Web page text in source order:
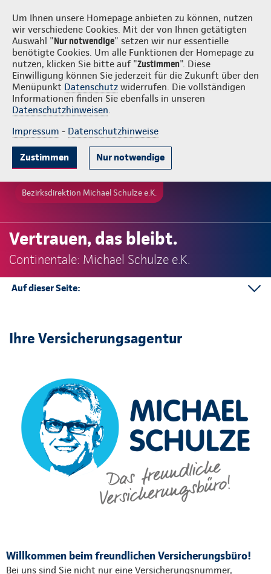
Um Ihnen unsere Homepage anbieten zu können, nutzen
wir verschiedene Cookies. Mit der von Ihnen getätigten
Auswahl "Nur notwendige" setzen wir nur essentielle
benötigte Cookies. Um alle Funktionen der Homepage zu
nutzen, klicken Sie bitte auf "Zustimmen". Diese
Einwilligung können Sie jederzeit für die Zukunft über den
Menüpunkt Datenschutz widerrufen. Die vollständigen
Informationen finden Sie ebenfalls in unseren
Datenschutzhinweisen.
Impressum - Datenschutzhinweise
Zustimmen Nur notwendige
Michael Schulze e.K. Login
Bezirksdirektion Michael Schulze e.K.
Vertrauen, das bleibt.
Continentale: Michael Schulze e.K.
Auf dieser Seite:
Ihre Versicherungsagentur
Willkommen beim freundlichen Versicherungsbüro!
Bei uns sind Sie nicht nur eine Versicherungsnummer,